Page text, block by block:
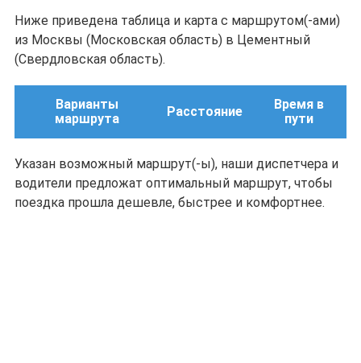
Ниже приведена таблица и карта с маршрутом(-ами)
из Москвы (Московская область) в Цементный
(Свердловская область).
Варианты
маршрута
Расстояние
Время в
пути
Указан возможный маршрут(-ы), наши диспетчера и
водители предложат оптимальный маршрут, чтобы
поездка прошла дешевле, быстрее и комфортнее.